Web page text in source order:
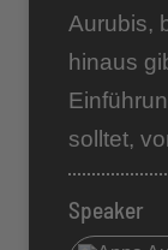
Aurubis,
hinaus
solltet,
Speaker